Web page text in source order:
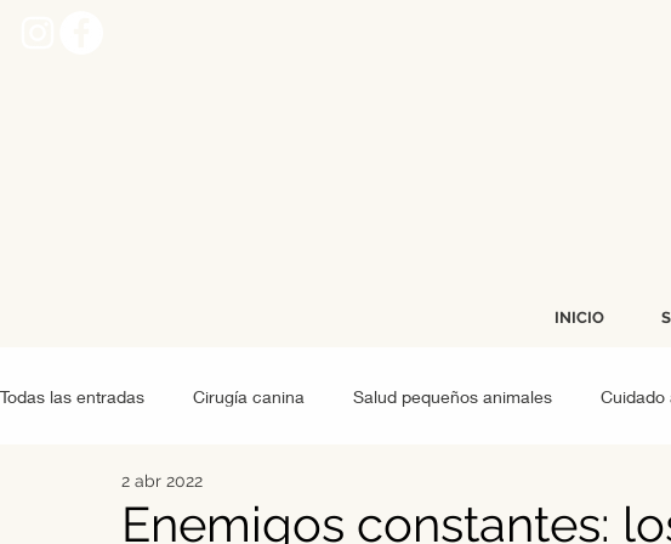
INICIO
Todas las entradas Cirugía canina Salud pequeños animales Cuidado
Grandes animales
Enemigos constantes:
2 abr 2022